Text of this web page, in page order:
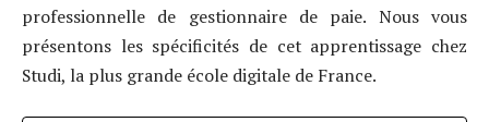
professionnelle de gestionnaire de paie. Nous vous
présentons les spécificités de cet apprentissage chez
Studi, la plus grande école digitale de France.